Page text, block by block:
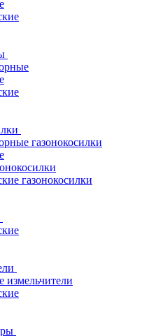
газонокосилки
газонокосилки
измельчители